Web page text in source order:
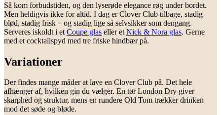
Så kom forbudstiden, og den lyserøde elegance røg under bordet.
Men heldigvis ikke for altid. I dag er Clover Club tilbage, stadig
blød, stadig frisk – og stadig lige så selvsikker som dengang.
Serveres iskoldt i et Coupe glas eller et Nick & Nora glas. Gerne
med et cocktailspyd med tre friske hindbær på.
Variationer
Der findes mange måder at lave en Clover Club på. Det hele
afhænger af, hvilken gin du vælger. En tør London Dry giver
skarphed og struktur, mens en rundere Old Tom trækker drinken
mod det søde og bløde.